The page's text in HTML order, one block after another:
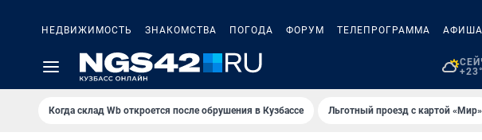
НЕДВИЖИМОСТЬ ЗНАКОМСТВА ПОГОДА ФОРУМ ТЕЛЕПРОГРАММА АФИША
Когда склад Wb откроется после обрушения в Кузбассе Льготный проезд с картой «Мир»